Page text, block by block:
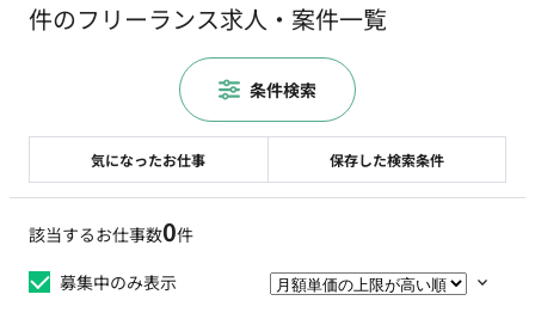
件のフリーランス求人・案件一覧
該当するお仕事数0件
募集中のみ表示
気になったお仕事 保存した検索条件
条件検索